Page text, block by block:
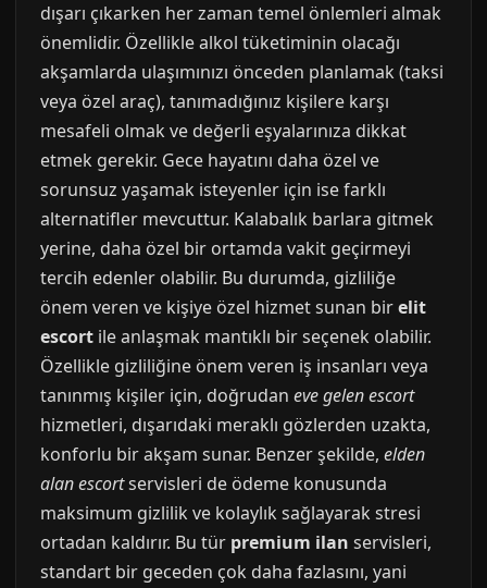
dışarı çıkarken her zaman temel önlemleri almak
önemlidir. Özellikle alkol tüketiminin olacağı
akşamlarda ulaşımınızı önceden planlamak (taksi
veya özel araç), tanımadığınız kişilere karşı
mesafeli olmak ve değerli eşyalarınıza dikkat
etmek gerekir. Gece hayatını daha özel ve
sorunsuz yaşamak isteyenler için ise farklı
alternatifler mevcuttur. Kalabalık barlara gitmek
yerine, daha özel bir ortamda vakit geçirmeyi
tercih edenler olabilir. Bu durumda, gizliliğe
önem veren ve kişiye özel hizmet sunan birelit
escort ile anlaşmak mantıklı bir seçenek olabilir.
Özellikle gizliliğine önem veren iş insanları veya
tanınmış kişiler için, doğrudan eve gelen escort
hizmetleri, dışarıdaki meraklı gözlerden uzakta,
konforlu bir akşam sunar. Benzer şekilde, elden
alan escortservisleri de ödeme konusunda
maksimum gizlilik ve kolaylık sağlayarak stresi
ortadan kaldırır. Bu tür premium ilan servisleri,
standart bir geceden çok daha fazlasını, yani